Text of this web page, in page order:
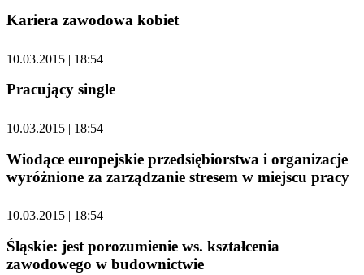
Kariera zawodowa kobiet
10.03.2015 | 18:54
Pracujący single
10.03.2015 | 18:54
Wiodące europejskie przedsiębiorstwa i organizacje
wyróżnione za zarządzanie stresem w miejscu pracy
10.03.2015 | 18:54
Śląskie: jest porozumienie ws. kształcenia
zawodowego w budownictwie